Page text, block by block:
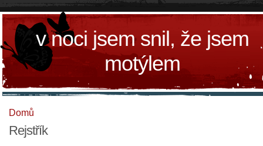
v noci jsem snil, že jsem
motýlem
Domů
Rejstřík